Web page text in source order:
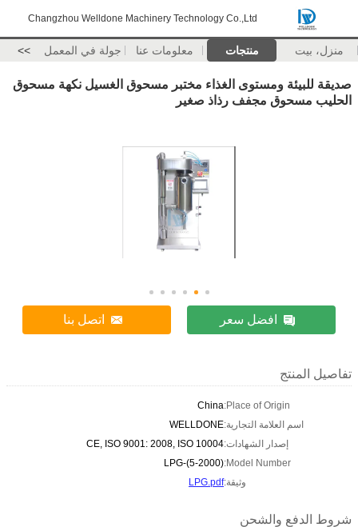
Changzhou Welldone Machinery Technology Co.,Ltd
منزل، بيت منتجات معلومات عنا جولة في المعمل >>
صديقة للبيئة ومستوى الغذاء مختبر مسحوق الغسيل نكهة مسحوق
الحليب مسحوق مجفف رذاذ صغير
افضل سعر اتصل بنا
تفاصيل المنتج
Place of Origin:
China
اسم العلامة التجارية:WELLDONE
إصدار الشهادات:CE, ISO 9001: 2008, ISO 10004
Model Number:
LPG-(5-2000)
وثيقة:LPG.pdf
شروط الدفع والشحن